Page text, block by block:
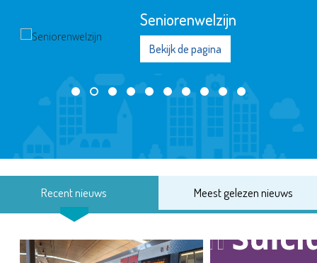
Seniorenwelzijn
Bekijk de pagina
Recent nieuws Meest gelezen nieuws